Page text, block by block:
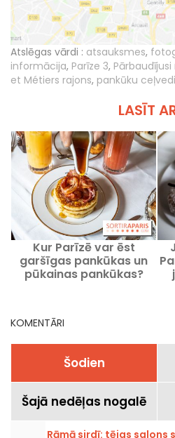
Atslēgas vārdi : atsauksmes,
informācija, Parīze 3,
et Métiers rajons, pankūku
LASĪT
Kur Parīzē var ēst
garšīgas pankūkas un
pūkainas pankūkas?
KOMENTĀRI
Šodien
Šajā nedēļas nogalē
Rāmā sirdī: tējas salons